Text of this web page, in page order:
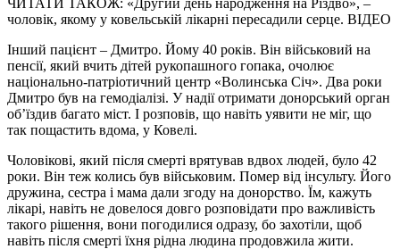
чоловік, якому у ковельській лікарні пересадили серце. ВІДЕО
Інший пацієнт – Дмитро. Йому 40 років. Він військовий на
пенсії, який вчить дітей рукопашного гопака, очолює
національно-патріотичний центр «Волинська Січ». Два роки
Дмитро був на гемодіалізі. У надії отримати донорський орган
об’їздив багато міст. І розповів, що навіть уявити не міг, що
так пощастить вдома, у Ковелі.
Чоловікові, який після смерті врятував вдвох людей, було 42
роки. Він теж колись був військовим. Помер від інсульту. Його
дружина, сестра і мама дали згоду на донорство. Їм, кажуть
лікарі, навіть не довелося довго розповідати про важливість
такого рішення, вони погодилися одразу, бо захотіли, щоб
навіть після смерті їхня рідна людина продовжила жити.